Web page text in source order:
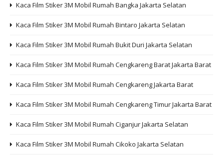
Kaca Film Stiker 3M Mobil Rumah Bangka Jakarta Selatan
Kaca Film Stiker 3M Mobil Rumah Bintaro Jakarta Selatan
Kaca Film Stiker 3M Mobil Rumah Bukit Duri Jakarta Selatan
Kaca Film Stiker 3M Mobil Rumah Cengkareng Barat Jakarta Barat
Kaca Film Stiker 3M Mobil Rumah Cengkareng Jakarta Barat
Kaca Film Stiker 3M Mobil Rumah Cengkareng Timur Jakarta Barat
Kaca Film Stiker 3M Mobil Rumah Ciganjur Jakarta Selatan
Kaca Film Stiker 3M Mobil Rumah Cikoko Jakarta Selatan